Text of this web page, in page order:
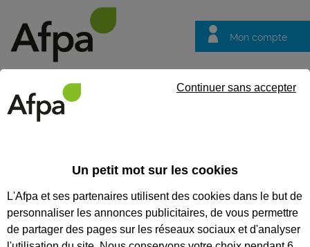
Mon compte
questions
Certifier et reconnaître des
compétences
Faciliter le retour à
Un petit mot sur les cookies
L'Afpa et ses partenaires utilisent des cookies dans le but de
personnaliser les annonces publicitaires, de vous permettre
de partager des pages sur les réseaux sociaux et d'analyser
Continuer sans accepter